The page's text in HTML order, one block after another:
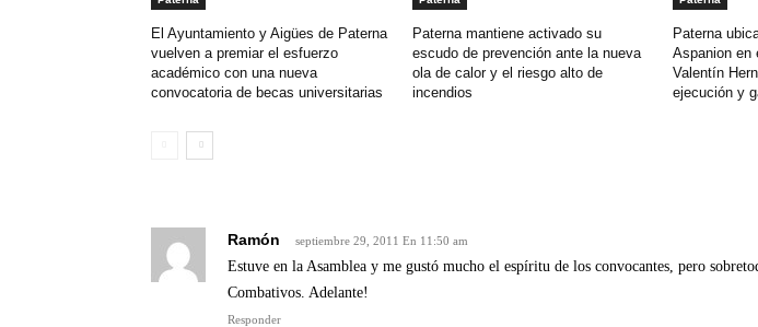
El Ayuntamiento y Aigües de Paterna
vuelven a premiar el esfuerzo
académico con una nueva
convocatoria de becas universitarias
Paterna mantiene activado su
escudo de prevención ante la nueva
ola de calor y el riesgo alto de
incendios
Paterna
Aspanion en
Valentín
ejecución y
Ramón septiembre 29, 2011 En 11:50 am
Estuve en la Asamblea y me gustó mucho el espíritu de los convocantes, pero
Combativos. Adelante!
Responder